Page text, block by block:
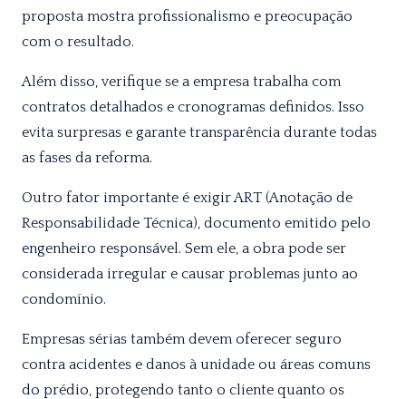
proposta mostra profissionalismo e preocupação
com o resultado.
Além disso, verifique se a empresa trabalha com
contratos detalhados e cronogramas definidos. Isso
evita surpresas e garante transparência durante todas
as fases da reforma.
Outro fator importante é exigir ART (Anotação de
Responsabilidade Técnica), documento emitido pelo
engenheiro responsável. Sem ele, a obra pode ser
considerada irregular e causar problemas junto ao
condomínio.
Empresas sérias também devem oferecer seguro
contra acidentes e danos à unidade ou áreas comuns
do prédio, protegendo tanto o cliente quanto os